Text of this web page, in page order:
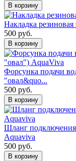
В корзину
Накладка
500 руб.
В корзину
Форсунка подачи
"овал&quo...
500 руб.
В корзину
Шланг
Aquaviva
500 руб.
В корзину